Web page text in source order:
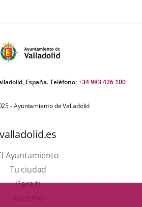
España. Teléfono:+34 983 426 100
- Ayuntamiento de Valladolid
valladolid.es
Ayuntamiento
Tu ciudad
Para ti